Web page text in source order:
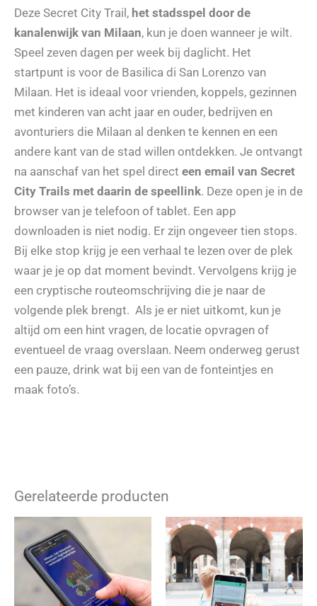
Deze Secret City Trail, het stadsspel door de
kanalenwijk van Milaan, kun je doen wanneer je wilt.
Speel zeven dagen per week bij daglicht. Het
startpunt is voor de Basilica di San Lorenzo van
Milaan. Het is ideaal voor vrienden, koppels, gezinnen
met kinderen van acht jaar en ouder, bedrijven en
avonturiers die Milaan al denken te kennen en een
andere kant van de stad willen ontdekken. Je ontvangt
na aanschaf van het spel direct een email van Secret
City Trails met daarin de speellink. Deze open je in de
browser van je telefoon of tablet. Een app
downloaden is niet nodig. Er zijn ongeveer tien stops.
Bij elke stop krijg je een verhaal te lezen over de plek
waar je je op dat moment bevindt. Vervolgens krijg je
een cryptische routeomschrijving die je naar de
volgende plek brengt. Als je er niet uitkomt, kun je
altijd om een hint vragen, de locatie opvragen of
eventueel de vraag overslaan. Neem onderweg gerust
een pauze, drink wat bij een van de fonteintjes en
maak foto’s.
Gerelateerde producten